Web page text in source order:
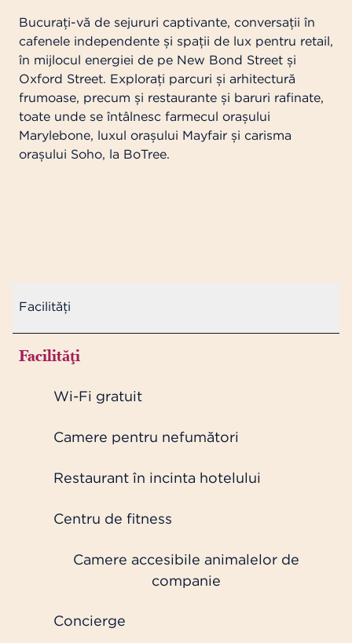
Bucurați-vă de sejururi captivante, conversații în
cafenele independente și spații de lux pentru retail,
în mijlocul energiei de pe New Bond Street și
Oxford Street. Explorați parcuri și arhitectură
frumoase, precum și restaurante și baruri rafinate,
toate unde se întâlnesc farmecul orașului
Marylebone, luxul orașului Mayfair și carisma
orașului Soho, la BoTree.
Facilităţi
Facilităţi
Wi-Fi gratuit
Camere pentru nefumători
Restaurant în incinta hotelului
Centru de fitness
Camere accesibile animalelor de
companie
Concierge